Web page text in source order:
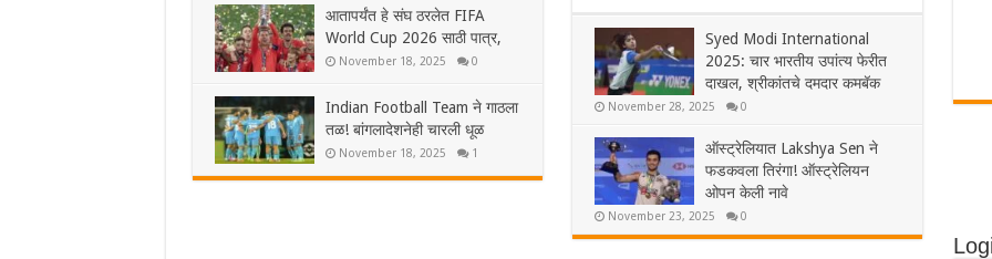
आतापर्यंत हे संघ ठरलेत FIFA
World Cup 2026 साठी पात्र,
November 18, 2025 0
Indian Football Team ने गाठला
तळ! बांगलादेशनेही चारली धूळ
November 18, 2025 1
Syed Modi International
2025: चार भारतीय उपांत्य फेरीत
दाखल, श्रीकांतचे दमदार कमबॅक
November 28, 2025 0
ऑस्ट्रेलियात Lakshya Sen ने
फडकवला तिरंगा! ऑस्ट्रेलियन
ओपन केली नावे
November 23, 2025 0